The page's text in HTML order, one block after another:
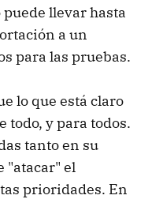
llevar hasta
a un
para las pruebas.
lo que está claro
todo, y para todos.
tanto en su
"atacar" el
prioridades. En